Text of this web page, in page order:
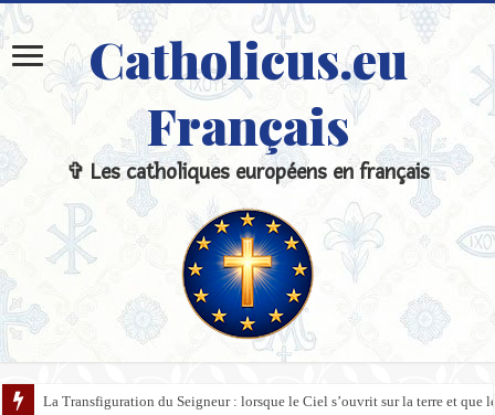
Catholicus.eu
Français
✞ Les catholiques européens en français
La Transfiguration du Seigneur : lorsque le Ciel s’ouvrit sur la terre et que